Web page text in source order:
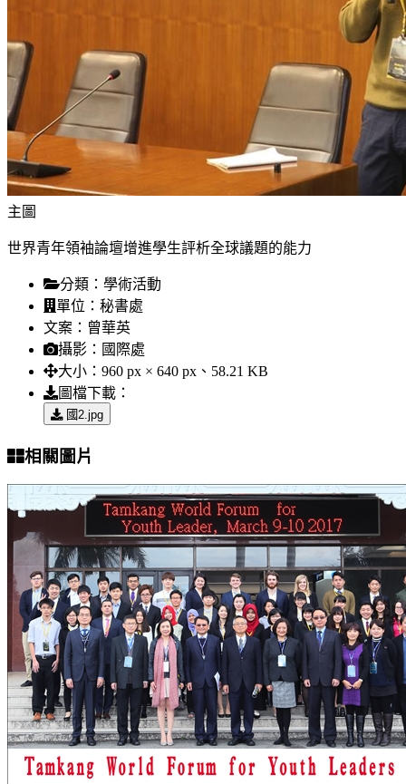
主圖
世界青年領袖論壇增進學生評析全球議題的能力
分類： 學術活動
單位： 秘書處
文案： 曾華英
攝影： 國際處
大小： 960 px × 640 px、58.21 KB
圖檔下載：
國2.jpg
相關圖片